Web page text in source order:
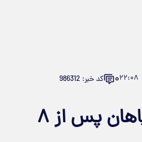
۲۲:۰۸۰ کد خبر: 986312
هافبک سابق سپاهان پس از ۸